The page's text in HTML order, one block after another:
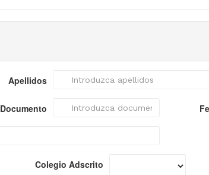
Apellidos
Documento
Colegio Adscrito